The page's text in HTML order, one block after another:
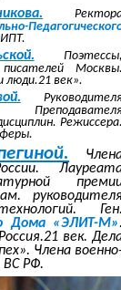
люди.21 век».
Дома «ЭЛИТ-М»
век.
Члена
ВС РФ.